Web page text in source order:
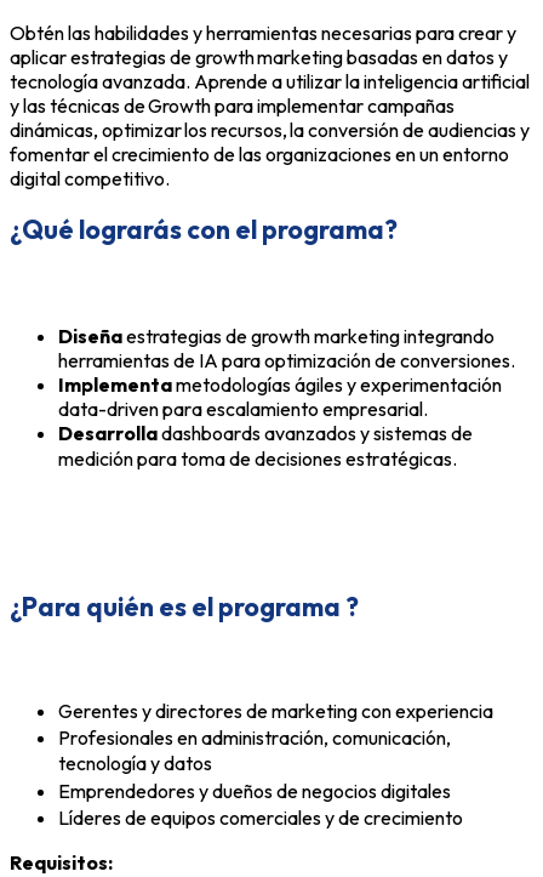
Obtén las habilidades y herramientas necesarias para crear y
aplicar estrategias de growth marketing basadas en datos y
tecnología avanzada. Aprende a utilizar la inteligencia artificial
y las técnicas de Growth para implementar campañas
dinámicas, optimizar los recursos, la conversión de audiencias y
fomentar el crecimiento de las organizaciones en un entorno
digital competitivo.
¿Qué lograrás con el programa?
Diseñaestrategias degrowthmarketing integrando
herramientas de IA para optimización de conversiones.
Implementametodologías ágiles y experimentación
data-drivenpara escalamiento empresarial.
Desarrolladashboardsavanzados y sistemas de
medición para toma de decisiones estratégicas.
¿Para quién es el programa ?
Gerentes y directores de marketing con experiencia
Profesionales en administración, comunicación,
tecnología y datos
Emprendedores y dueños de negocios digitales
Líderes de equipos comerciales y de crecimiento
Requisitos: